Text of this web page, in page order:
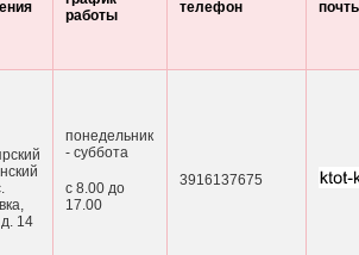
работы
телефон
14
понедельник
- суббота
с 8.00 до
17.00
3916137675